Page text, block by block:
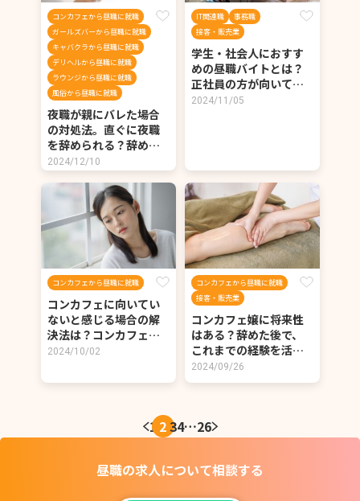
コンカフェから昼職に就職
ガールズバーから昼職に就職
キャバクラから昼職に就職
デリヘルから昼職に就職
ラウンジから昼職に就職
風俗から昼職に就職
夜職が親にバレた場合
の対処法。直ぐに夜職
を辞められる？辞め…
2024/12/10
IT関連職
事務職
接客・販売業
学生・社会人におすす
めの昼職バイトとは？
正社員の方が向いて…
2024/11/05
コンカフェから昼職に就職
コンカフェに向いてい
ないと感じる場合の解
決法は？コンカフェ…
2024/10/02
コンカフェから昼職に就職
接客・販売業
コンカフェ嬢に将来性
はある？辞めた後で、
これまでの経験を活…
2024/09/26
1 234…26
昼職の求人について相談する